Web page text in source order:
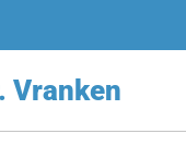
Vranken